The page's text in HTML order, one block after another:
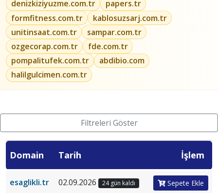
denizkiziyuzme.com.tr
papers.tr
formfitness.com.tr
kablosuzsarj.com.tr
unitinsaat.com.tr
sampar.com.tr
ozgecorap.com.tr
fde.com.tr
pompalitufek.com.tr
abdibio.com
halilgulcimen.com.tr
Filtreleri Göster
Domain Tarih İşlem
esaglikli.tr 02.09.2026 24 gün kaldı Sepete Ekle